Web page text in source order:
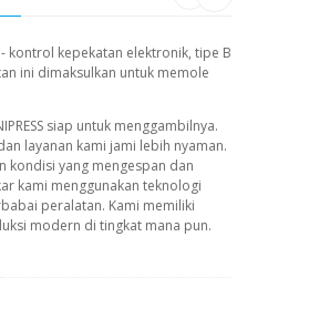
- kontrol kepekatan elektronik, tipe B
ini dimaksulkan untuk memole
siap untuk menggambilnya.
layanan kami jami lebih nyaman.
kondisi yang mengespan dan
kami menggunakan teknologi
peralatan. Kami memiliki
modern di tingkat mana pun.